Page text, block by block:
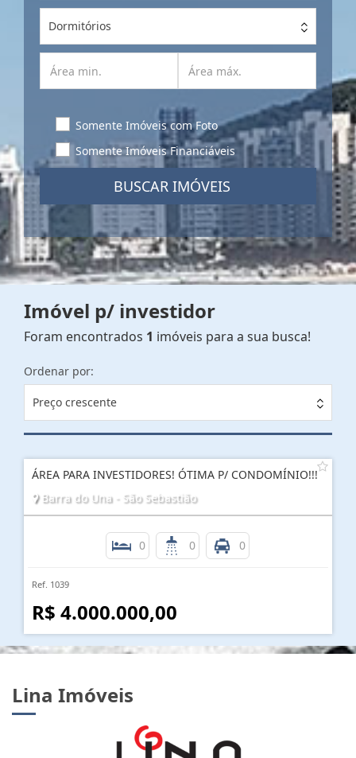
Dormitórios
Somente Imóveis com Foto
Somente Imóveis Financiáveis
BUSCAR IMÓVEIS
Imóvel p/ investidor
Foram encontrados 1 imóveis para a sua busca!
Ordenar por:
Preço crescente
ÁREA PARA INVESTIDORES! ÓTIMA P/ CONDOMÍNIO!!!
Barra do Una - São Sebastião
0 0 0
Ref. 1039
R$ 4.000.000,00
Lina Imóveis